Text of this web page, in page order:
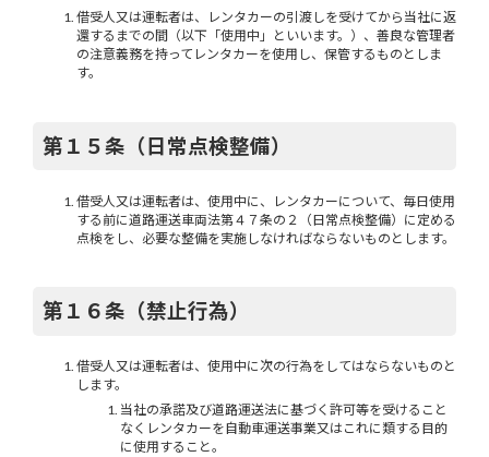
借受人又は運転者は、レンタカーの引渡しを受けてから当社に返
還するまでの間（以下「使用中」といいます。）、善良な管理者
の注意義務を持ってレンタカーを使用し、保管するものとしま
す。
第１５条（日常点検整備）
借受人又は運転者は、使用中に、レンタカーについて、毎日使用
する前に道路運送車両法第４７条の２（日常点検整備）に定める
点検をし、必要な整備を実施しなければならないものとします。
第１６条（禁止行為）
借受人又は運転者は、使用中に次の行為をしてはならないものと
します。
当社の承諾及び道路運送法に基づく許可等を受けること
なくレンタカーを自動車運送事業又はこれに類する目的
に使用すること。